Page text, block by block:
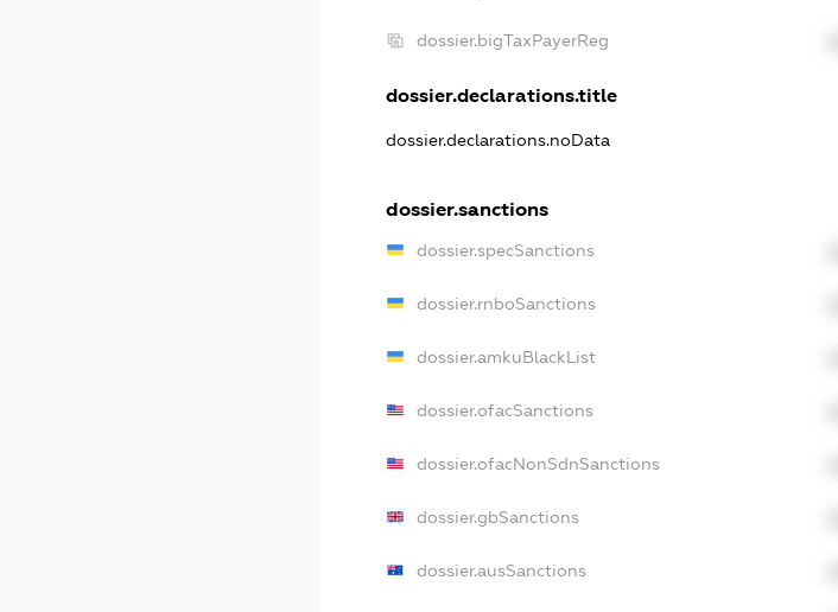
dossier.bigTaxPayerReg
dossier.declarations.title
dossier.declarations.noData
dossier.sanctions
dossier.specSanctions
dossier.rnboSanctions
dossier.amkuBlackList
dossier.ofacSanctions
dossier.ofacNonSdnSanctions
dossier.gbSanctions
dossier.ausSanctions